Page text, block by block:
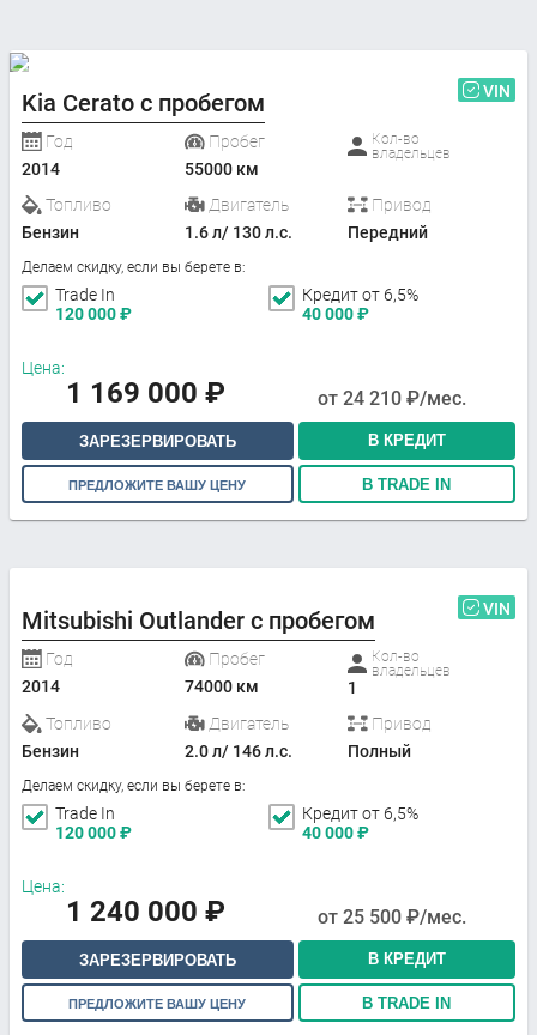
Kia Cerato с пробегом VIN
Год
2014
Пробег
55000 км
Кол-во
владельцев
Топливо
Бензин
Двигатель
1.6 л/ 130 л.с.
Привод
Передний
Делаем скидку, если вы берете в:
Trade In
120 000₽
Кредит от 6,5%
40 000₽
Цена:
1 169 000 ₽ от 24 210 ₽/мес.
ЗАРЕЗЕРВИРОВАТЬ В КРЕДИТ
ПРЕДЛОЖИТЕ ВАШУ ЦЕНУ В TRADE IN
Mitsubishi Outlander с пробегом VIN
Год
2014
Пробег
74000 км
Кол-во
владельцев
1
Топливо
Бензин
Двигатель
2.0 л/ 146 л.с.
Привод
Полный
Делаем скидку, если вы берете в:
Trade In
120 000₽
Кредит от 6,5%
40 000₽
Цена:
1 240 000 ₽ от 25 500 ₽/мес.
ЗАРЕЗЕРВИРОВАТЬ В КРЕДИТ
ПРЕДЛОЖИТЕ ВАШУ ЦЕНУ В TRADE IN